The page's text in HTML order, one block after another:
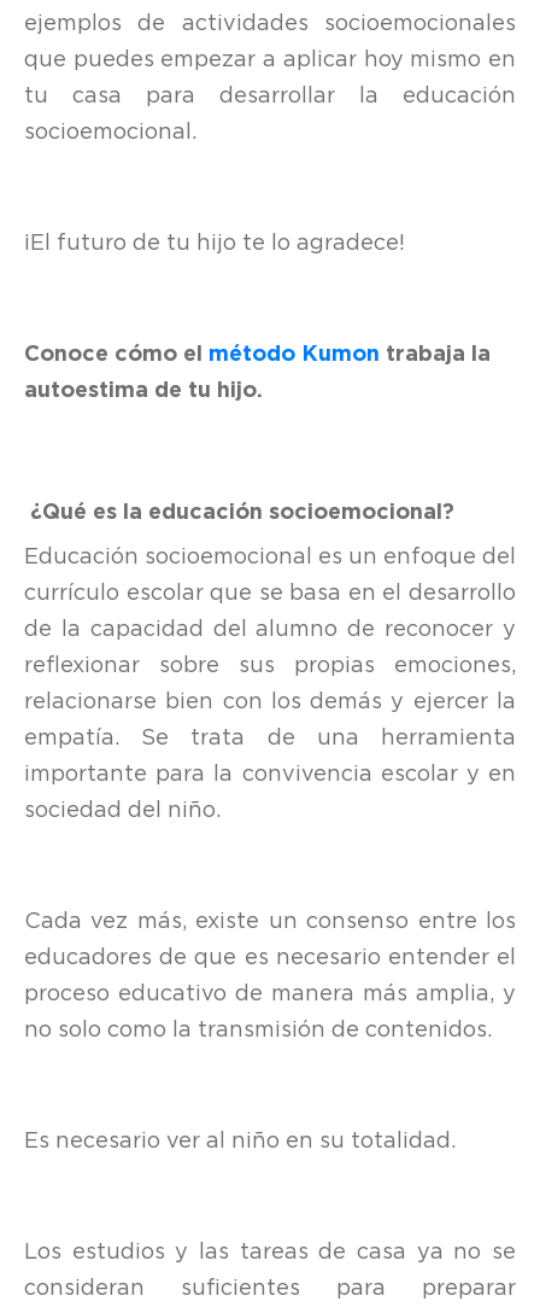
ejemplos de actividades socioemocionales
que puedes empezar a aplicar hoy mismo en
tu casa para desarrollar la educación
socioemocional.
¡El futuro de tu hijo te lo agradece!
Conoce cómo el método Kumon trabaja la
autoestima de tu hijo.
¿Qué es la educación socioemocional?
Educación socioemocional es un enfoque del
currículo escolar que se basa en el desarrollo
de la capacidad del alumno de reconocer y
reflexionar sobre sus propias emociones,
relacionarse bien con los demás y ejercer la
empatía. Se trata de una herramienta
importante para la convivencia escolar y en
sociedad del niño.
Cada vez más, existe un consenso entre los
educadores de que es necesario entender el
proceso educativo de manera más amplia, y
no solo como la transmisión de contenidos.
Es necesario ver al niño en su totalidad.
Los estudios y las tareas de casa ya no se
consideran suficientes para preparar